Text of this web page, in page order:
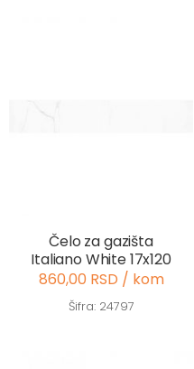
Čelo za gazišta
Italiano White 17x120
860,00 RSD / kom
Šifra: 24797